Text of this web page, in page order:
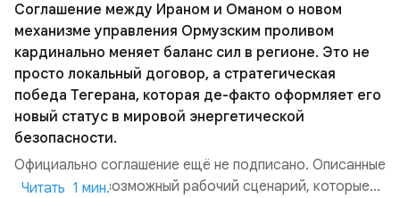
Соглашение между Ираном и Оманом о новом
механизме управления Ормузским проливом
кардинально меняет баланс сил в регионе. Это не
просто локальный договор, а стратегическая
победа Тегерана, которая де-факто оформляет его
новый статус в мировой энергетической
безопасности.
Официально соглашение ещё не подписано. Описанные
пункты — это возможный рабочий сценарий, которые
Читать 1 мин.